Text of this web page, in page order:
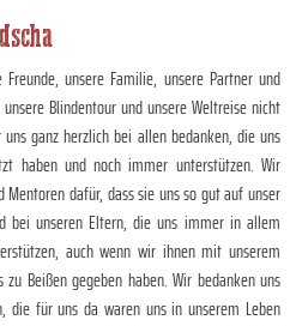
unsere Familie, unsere Partner und
Blindentour und unsere Weltreise nicht
ganz herzlich bei allen bedanken, die uns
haben und noch immer unterstützen. Wir
dafür, dass sie uns so gut auf unser
bei unseren Eltern, die uns immer in allem
auch wenn wir ihnen mit unserem
Beißen gegeben haben. Wir bedanken uns
die für uns da waren uns in unserem Leben